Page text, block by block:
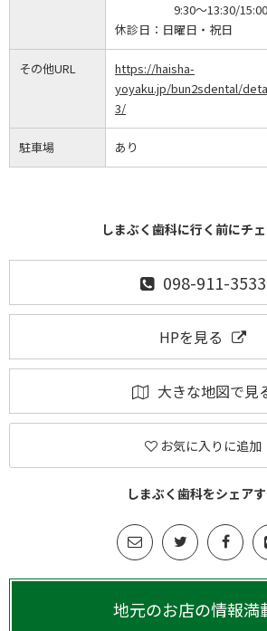
9:30～13:30/
休診日： 日曜日・祝日
その他URL
https://haisha-
yoyaku.jp/bun2sdental/
3/
駐車場 あり
しまぶく歯科に行く前にチェ
098-911-3533
HPを見る
大きな地図で見
お気に入りに追加
しまぶく歯科をシェア
地元のお店の情報満